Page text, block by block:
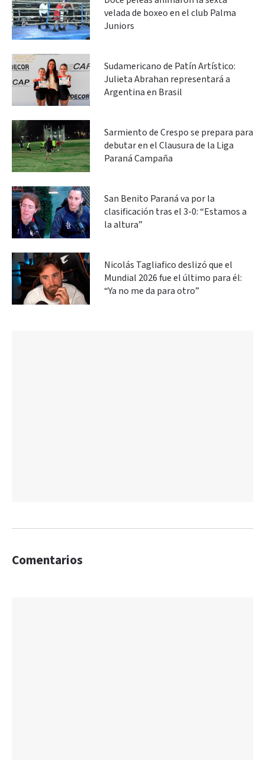
velada de boxeo en el club Palma
Juniors
Sudamericano de Patín Artístico:
Julieta Abrahan representará a
Argentina en Brasil
Sarmiento de Crespo se prepara para
debutar en el Clausura de la Liga
Paraná Campaña
San Benito Paraná va por la
clasificación tras el 3-0: “Estamos a
la altura”
Nicolás Tagliafico deslizó que el
Mundial 2026 fue el último para él:
“Ya no me da para otro”
Comentarios